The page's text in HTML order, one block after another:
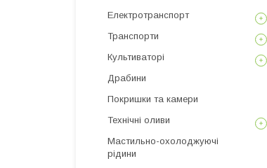
Електротранспорт
Транспорти
Культиваторі
Драбини
Покришки та камери
Технічні оливи
Мастильно-охолоджуючі
рідини